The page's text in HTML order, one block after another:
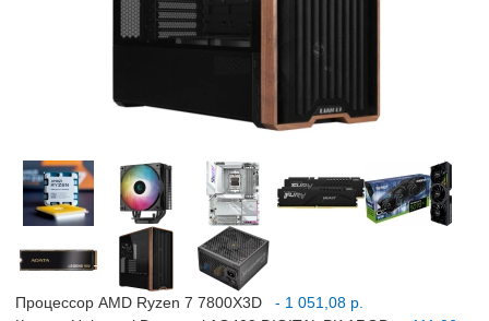
Процессор AMD Ryzen 7 7800X3D
- 1 051,08 р.